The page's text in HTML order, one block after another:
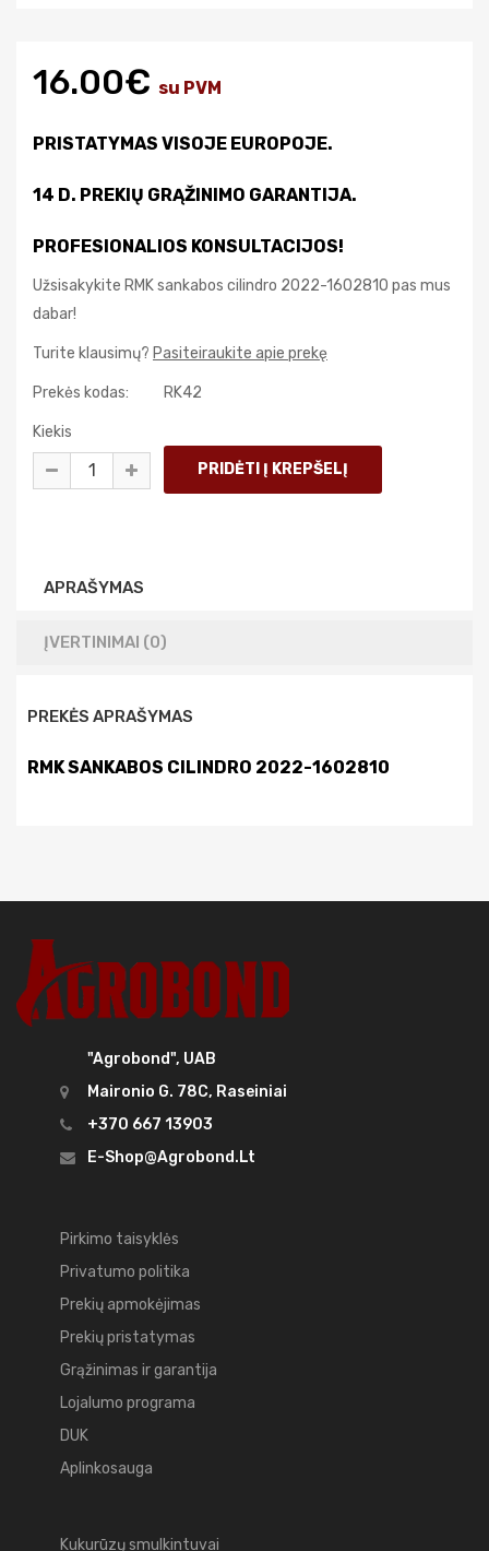
16.00€ su PVM
PRISTATYMAS VISOJE EUROPOJE.
14 D. PREKIŲ GRĄŽINIMO GARANTIJA.
PROFESIONALIOS KONSULTACIJOS!
Užsisakykite RMK sankabos cilindro 2022-1602810 pas mus
dabar!
Turite klausimų? Pasiteiraukite apie prekę
Prekės kodas: RK42
Kiekis
APRAŠYMAS
ĮVERTINIMAI (0)
PREKĖS APRAŠYMAS
RMK SANKABOS CILINDRO 2022-1602810
"Agrobond", UAB
Maironio G. 78C, Raseiniai
+370 667 13903
E-Shop@agrobond.lt
Pirkimo taisyklės
Privatumo politika
Prekių apmokėjimas
Prekių pristatymas
Grąžinimas ir garantija
Lojalumo programa
DUK
Aplinkosauga
Kukurūzų smulkintuvai